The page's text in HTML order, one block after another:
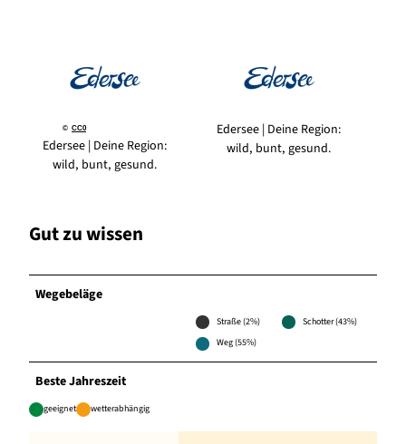
© CC0
Edersee | Deine Region:
wild, bunt, gesund.
Edersee | Deine Region:
wild, bunt, gesund.
Gut zu wissen
Wegebeläge
Straße (2%)
Schotter (43%)
Weg (55%)
Beste Jahreszeit
geeignet wetterabhängig